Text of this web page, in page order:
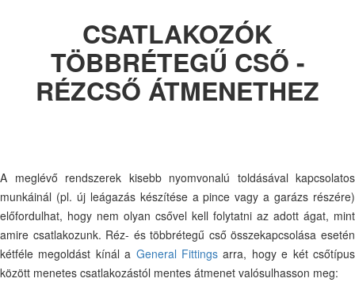
CSATLAKOZÓK
TÖBBRÉTEGŰ CSŐ -
RÉZCSŐ ÁTMENETHEZ
A meglévő rendszerek kisebb nyomvonalú toldásával kapcsolatos
munkáinál (pl. új leágazás készítése a pince vagy a garázs részére)
előfordulhat, hogy nem olyan csővel kell folytatni az adott ágat, mint
amire csatlakozunk. Réz- és többrétegű cső összekapcsolása esetén
kétféle megoldást kínál a General Fittings arra, hogy e két csőtípus
között menetes csatlakozástól mentes átmenet valósulhasson meg: